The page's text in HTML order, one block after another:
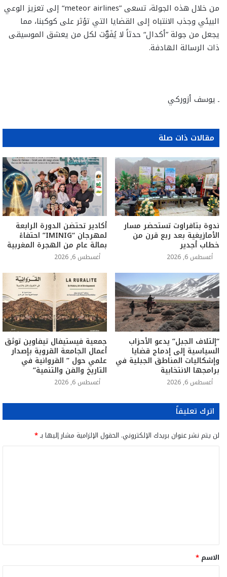
من خلال هذه الجولة، تسعى ”meteor airlines“ إلى تعزيز الوعي
البيئي وجذب الانتباه إلى القضايا التي تؤثر على كوكبنا، مما
يجعل من جولة ”أكدال“ حدثاً لا يُفَوَّت لكل من يعشق الموسيقى
ذات الرسالة الهادفة.
ـ يوسف أزوركي
مقالات ذات صلة
ندوة بتافراوت تستحضر مسار
الأمازيغية بعد ربع قرن من
خطاب أجدير
أغسطس 6, 2026
أكادير تحتضن الدورة الرابعة
لمهرجان “IMINIG” احتفاءً
بمائة عام من الهجرة المغربية
أغسطس 6, 2026
“إئتلاف الجبل” يدعو الأحزاب
السياسية إلى إدماج قضايا
وإشكاليات المناطق الجبلية في
برامجها الانتخابية
أغسطس 6, 2026
جمعية فيستيفال تيفاوين توثق
أعمال الجامعة القروية بإصدار
علمي حول ” القروانية في
التاريخ والفن والتنمية”
أغسطس 6, 2026
اترك تعليقاً
لن يتم نشر عنوان بريدك الإلكتروني. الحقول الإلزامية مشار إليها بـ*
ق
*
الاسم *